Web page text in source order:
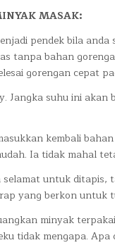
MASAK:
pendek bila
tanpa bahan
gorengan cepat
Jangka suhu ini
kembali
Ia tidak mahal
untuk
yang berkon untuk
minyak
tidak mengapa.